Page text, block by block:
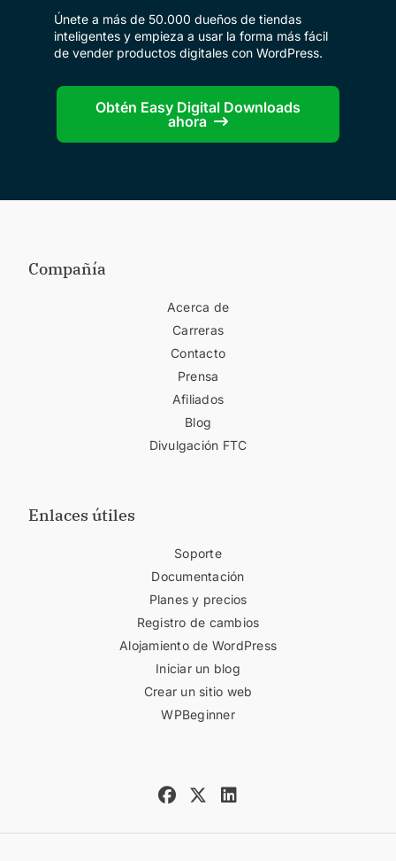
Únete a más de 50.000 dueños de tiendas
inteligentes y empieza a usar la forma más fácil
de vender productos digitales con WordPress.
Obtén Easy Digital Downloads
ahora
Compañía
Acerca de
Carreras
Contacto
Prensa
Afiliados
Blog
Divulgación FTC
Enlaces útiles
Soporte
Documentación
Planes y precios
Registro de cambios
Alojamiento de WordPress
Iniciar un blog
Crear un sitio web
WPBeginner